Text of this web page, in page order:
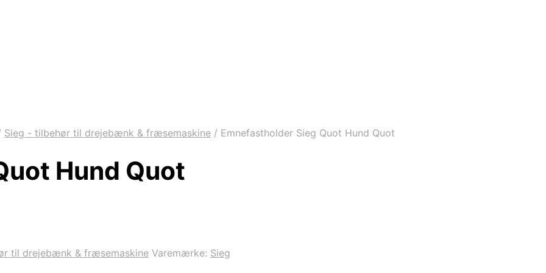
Sieg - tilbehør til drejebænk & fræsemaskine / Emnefastholder Sieg Quot Hund Quot
Hund Quot
til drejebænk & fræsemaskine Varemærke: Sieg